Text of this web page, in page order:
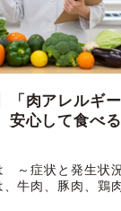
「肉アレルギ
安心して食べ
～症状と発生状
牛肉、豚肉、鶏